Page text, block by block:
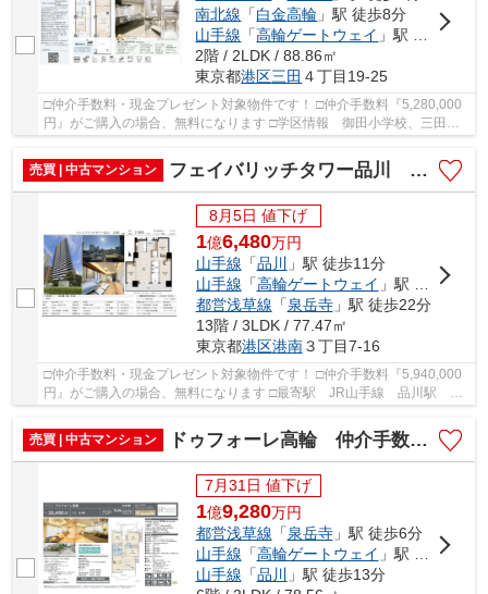
南北線 「白金高輪 」駅 徒歩8分
山手線 「高輪ゲートウェイ 」駅 徒歩9分
2階 / 2LDK / 88.86㎡
東京都港区三田 ４丁目19-25
□仲介手数料・現金プレゼント対象物件です！ □仲介手数料『5,280,000
円』がご購入の場合、無料になります □学区情報 御田小学校、三田中
売買 | 中古マンション
フェイバリッチタワー品川 仲介手数料無料＋80万円現金プレゼント中
8月5日 値下げ
1億6,480万円
山手線 「品川
」駅 徒歩11分
山手線 「高輪ゲートウェイ 」駅 徒歩18分
都営浅草線 「泉岳寺」駅 徒歩22分
13階 / 3LDK / 77.47㎡
東京都港区港南３丁目7-16
□仲介手数料・現金プレゼント対象物件です！ □仲介手数料『5,940,000
円』がご購入の場合、無料になります □最寄駅 JR山手線 品川駅 徒
歩約11分 □リノベーション物件 □ペット飼育可...
売買 | 中古マンション
ドゥフォーレ高輪 仲介手数料無料＋100万円現金プレゼント中
7月31日 値下げ
1億9,280万円
都営浅草線 「泉岳寺」駅 徒歩6分
山手線 「高輪ゲートウェイ 」駅 徒歩10分
山手線 「品川
」駅 徒歩13分